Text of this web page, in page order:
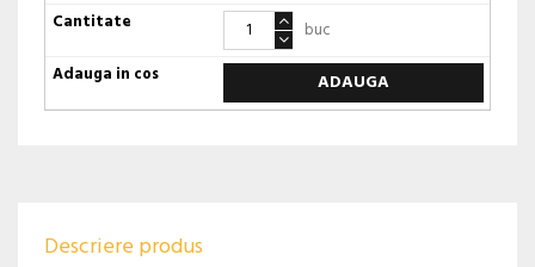
buc
ADAUGA
Descriere produs